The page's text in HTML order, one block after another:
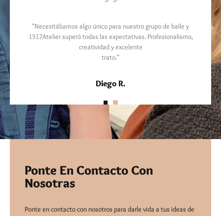
"Necesitábamos algo único para nuestro grupo de baile y
1517Atelier superó todas las expectativas. Profesionalismo,
creatividad y excelente
trato."
Diego R.
Ponte En Contacto Con
Nosotras
Ponte en contacto con nosotros para darle vida a tus ideas de